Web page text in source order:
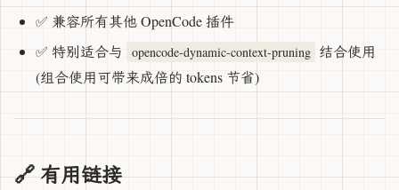
✅ 兼容所有其他 OpenCode 插件
✅ 特别适合与
opencode-dynamic-context-pruning 结合使用
(组合使用可带来成倍的 tokens 节省)
🔗 有用链接